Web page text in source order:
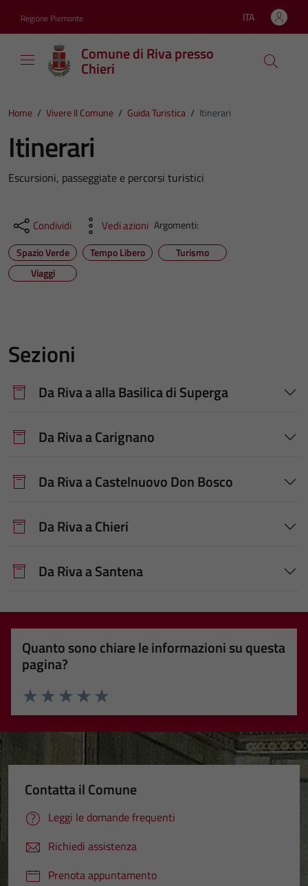
Regione Piemonte Lingua attiva:
ITA
Comune di Riva presso
Chieri
Home / Vivere Il Comune / Guida Turistica / Itinerari
Itinerari
Escursioni, passeggiate e percorsi turistici
Condividi Vedi azioni Argomenti:
Spazio Verde
Tempo Libero
Turismo
Viaggi
Sezioni
Da Riva a alla Basilica di Superga
Da Riva a Carignano
Da Riva a Castelnuovo Don Bosco
Da Riva a Chieri
Da Riva a Santena
Quanto sono chiare le informazioni su questa
pagina?
Valuta 5 stelle su 5
Valuta 4 stelle su 5
Valuta 3 stelle su 5
Valuta 2 stelle su 5
Valuta 1 stelle su 5
Contatta il Comune
Leggi le domande frequenti
Richiedi assistenza
Prenota appuntamento